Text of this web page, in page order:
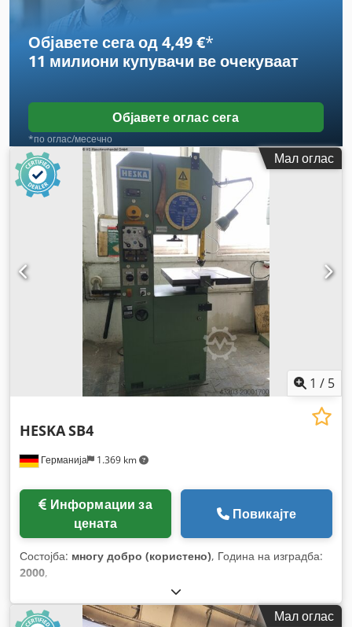
Објавете сега од 4,49 €*
11 милиони купувачи ве очекуваат
Објавете оглас сега
*по оглас/месечно
Мал оглас
1 / 5
Германија 1.369 km
HESKASB4
цената
Повикајте
Состојба: многу добро (користено), Година на изградба:
2000,
Мал оглас